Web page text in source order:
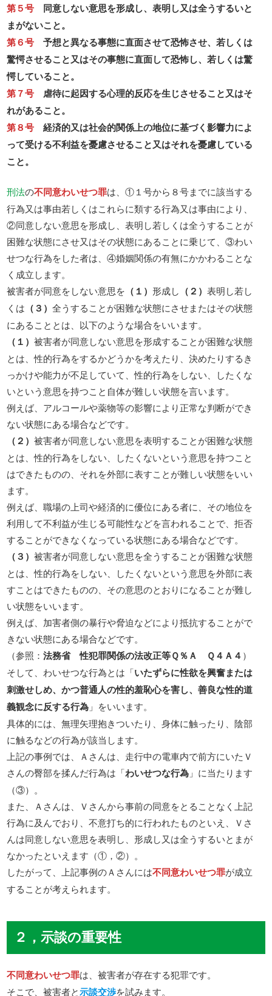
第５号
同意しない意思を形成し、表明し又は全うするいと
まがないこと。
第６号
予想と異なる事態に直面させて恐怖させ、若しくは
驚愕させること又はその事態に直面して恐怖し、若しくは驚
愕していること。
第７号
虐待に起因する心理的反応を生じさせること又はそ
れがあること。
第８号
経済的又は社会的関係上の地位に基づく影響力によ
って受ける不利益を憂慮させること又はそれを憂慮している
こと。
刑法の不同意わいせつ罪は、①１号から８号までに該当する
行為又は事由若しくはこれらに類する行為又は事由により、
②同意しない意思を形成し、表明し若しくは全うすることが
困難な状態にさせ又はその状態にあることに乗じて、③わい
せつな行為をした者は、④婚姻関係の有無にかかわることな
く成立します。
被害者が同意をしない意思を （１）形成し （２）表明し若し
くは （３）全うすることが困難な状態にさせまたはその状態
にあることとは、以下のような場合をいいます。
（１）被害者が同意しない意思を形成することが困難な状態
とは、性的行為をするかどうかを考えたり、決めたりするき
っかけや能力が不足していて、性的行為をしない、したくな
いという意思を持つこと自体が難しい状態を言います。
例えば、アルコールや薬物等の影響により正常な判断ができ
ない状態にある場合などです。
（２）被害者が同意しない意思を表明することが困難な状態
とは、性的行為をしない、したくないという意思を持つこと
はできたものの、それを外部に表すことが難しい状態をいい
ます。
例えば、職場の上司や経済的に優位にある者に、その地位を
利用して不利益が生じる可能性などを言われることで、拒否
することができなくなっている状態にある場合などです。
（３）被害者が同意しない意思を全うすることが困難な状態
とは、性的行為をしない、したくないという意思を外部に表
すことはできたものの、その意思のとおりになることが難し
い状態をいいます。
例えば、加害者側の暴行や脅迫などにより抵抗することがで
きない状態にある場合などです。
（参照：法務省 性犯罪関係の法改正等Ｑ％Ａ Ｑ４Ａ４ ）
そして、わいせつな行為とは「いたずらに性欲を興奮または
刺激せしめ、かつ普通人の性的羞恥心を害し、善良な性的道
義観念に反する行為 」をいいます。
具体的には、無理矢理抱きついたり、身体に触ったり、陰部
に触るなどの行為が該当します。
上記の事例では、Ａさんは、走行中の電車内で前方にいたＶ
さんの臀部を揉んだ行為は「わいせつな行為 」に当たります
（③）。
また、Ａさんは、Ｖさんから事前の同意をとることなく上記
行為に及んでおり、不意打ち的に行われたものといえ、Ｖさ
んは同意しない意思を表明し、形成し又は全うするいとまが
なかったといえます（①，②）。
したがって、上記事例のＡさんには不同意わいせつ罪が成立
することが考えられます。
２，示談の重要性
不同意わいせつ罪は、被害者が存在する犯罪です。
そこで、被害者と示談交渉を試みます。